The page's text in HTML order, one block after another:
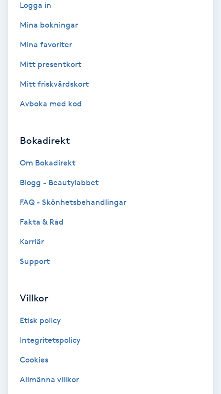
Fotvård
Fransar
Fransfärgning
Fransförlängning Megavolym
Fransförlängning Volym
Fransrengöring
Friskvård
Friskvårdsmassage
Funktionsanalys
Logga in
Mina bokningar
Mina favoriter
Mitt presentkort
Mitt friskvårdskort
Avboka med kod
Bokadirekt
Om Bokadirekt
Blogg - Beautylabbet
FAQ - Skönhetsbehandlingar
Fakta & Råd
Karriär
Support
Villkor
Etisk policy
Integritetspolicy
Cookies
Allmänna villkor